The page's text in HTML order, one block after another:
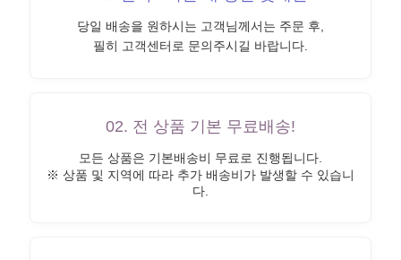
당일 배송을 원하시는 고객님께서는 주문 후,
필히 고객센터로 문의주시길 바랍니다.
02. 전 상품 기본 무료배송!
모든 상품은 기본배송비 무료로 진행됩니다.
※ 상품 및 지역에 따라 추가 배송비가 발생할 수 있습니
다.